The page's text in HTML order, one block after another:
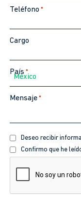
Teléfono *
Cargo
País *
México
Mensaje *
Recibir
información
Deseo recibir
Política
de
privacidad
Confirmo que he